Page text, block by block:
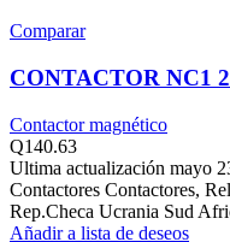
Comparar
CONTACTOR NC1
Contactor magnético
Q140.63
Ultima actualización mayo
Contactores Contactores,
Rep.Checa Ucrania Sud
Añadir a lista de deseos